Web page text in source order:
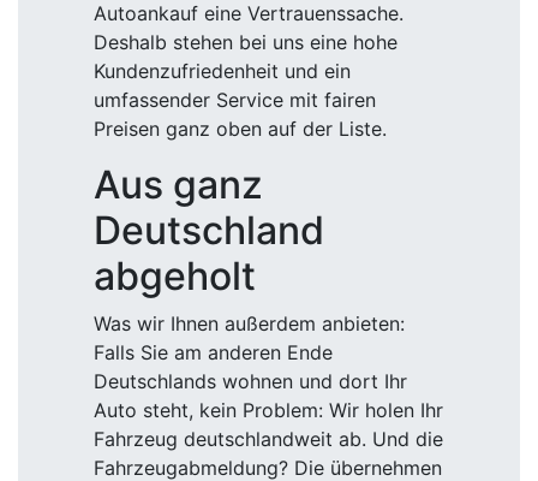
Autoankauf eine Vertrauenssache.
Deshalb stehen bei uns eine hohe
Kundenzufriedenheit und ein
umfassender Service mit fairen
Preisen ganz oben auf der Liste.
Aus ganz
Deutschland
abgeholt
Was wir Ihnen außerdem anbieten:
Falls Sie am anderen Ende
Deutschlands wohnen und dort Ihr
Auto steht, kein Problem: Wir holen Ihr
Fahrzeug deutschlandweit ab. Und die
Fahrzeugabmeldung? Die übernehmen